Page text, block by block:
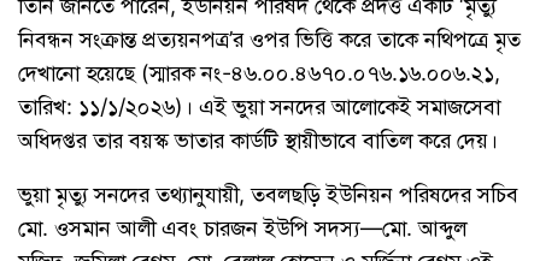
নিবন্ধন সংক্রান্ত প্রত্যয়নপত্র’র ওপর ভিত্তি করে তাকে নথিপত্রে মৃত
দেখানো হয়েছে (স্মারক নং-৪৬.০০.৪৬৭০.০৭৬.১৬.০০৬.২১,
তারিখ: ১১/১/২০২৬)। এই ভুয়া সনদের আলোকেই সমাজসেবা
অধিদপ্তর তার বয়স্ক ভাতার কার্ডটি স্থায়ীভাবে বাতিল করে দেয়।
​ভুয়া মৃত্যু সনদের তথ্যানুযায়ী, তবলছড়ি ইউনিয়ন পরিষদের সচিব
মো. ওসমান আলী এবং চারজন ইউপি সদস্য—মো. আব্দুল